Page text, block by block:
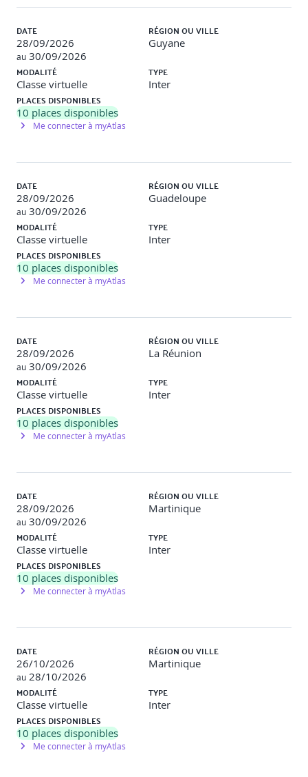
Définition du besoin et maquettage
Création des composants et services
Intégration API, routing, formulaires
Finalisation, optimisation et soutenance du projet
10. Synthèse & évaluation
Autoévaluation
Retour sur les bonnes pratiques Angular
Évaluation finale via projet complet + soutenance
DATE
28/09/2026
au 30/09/2026
RÉGION OU VILLE
Guyane
MODALITÉ
Classe virtuelle
TYPE
Inter
PLACES DISPONIBLES
10 places disponibles
Me connecter à myAtlas
DATE
28/09/2026
au 30/09/2026
RÉGION OU VILLE
Guadeloupe
MODALITÉ
Classe virtuelle
TYPE
Inter
PLACES DISPONIBLES
10 places disponibles
Me connecter à myAtlas
DATE
28/09/2026
au 30/09/2026
RÉGION OU VILLE
La Réunion
MODALITÉ
Classe virtuelle
TYPE
Inter
PLACES DISPONIBLES
10 places disponibles
Me connecter à myAtlas
DATE
28/09/2026
au 30/09/2026
RÉGION OU VILLE
Martinique
MODALITÉ
Classe virtuelle
TYPE
Inter
PLACES DISPONIBLES
10 places disponibles
Me connecter à myAtlas
DATE
26/10/2026
au 28/10/2026
RÉGION OU VILLE
Martinique
MODALITÉ
Classe virtuelle
TYPE
Inter
PLACES DISPONIBLES
10 places disponibles
Me connecter à myAtlas